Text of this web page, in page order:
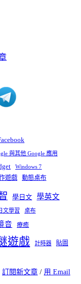
與其他 Google 應用
Windows 7
遊戲 動態桌布
學日文 學英文
文學習 桌布
音 療癒
遊戲 計時器
貼圖
訂閱新文章 / 用 Email